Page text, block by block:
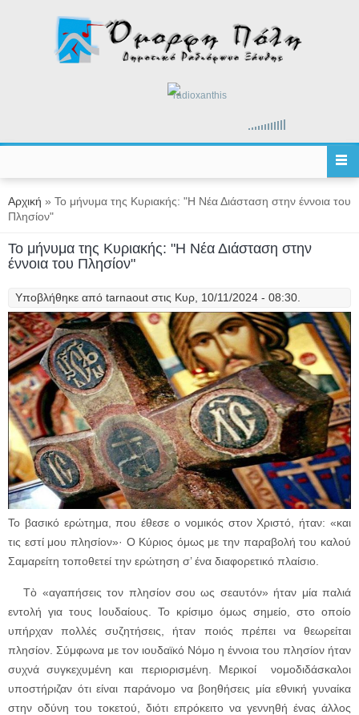
radioxanthis
Είστε εδώ
Αρχική » Το μήνυμα της Κυριακής: "Η Νέα Διάσταση στην έννοια του
Πλησίον"
Το μήνυμα της Κυριακής: "Η Νέα Διάσταση στην
έννοια του Πλησίον"
Υποβλήθηκε από tarnaout στις Κυρ, 10/11/2024 - 08:30.
Το βασικό ερώτημα, που έθεσε ο νομικός στον Χριστό, ήταν: «και
τις εστί μου πλησίον»· Ο Κύριος όμως με την παραβολή του καλού
Σαμαρείτη τοποθετεί την ερώτηση σ’ ένα διαφορετικό πλαίσιο.
Τὸ «αγαπήσεις τον πλησίον σου ως σεαυτόν» ήταν μία παλιά
εντολή για τους Ιουδαίους. Το κρίσιμο όμως σημείο, στο οποίο
υπήρχαν πολλές συζητήσεις, ήταν ποιός πρέπει να θεωρείται
πλησίον. Σύμφωνα με τον ιουδαϊκό Νόμο η έννοια του πλησίον ήταν
συχνά συγκεχυμένη και περιορισμένη. Μερικοί νομοδιδάσκαλοι
υποστήριζαν ότι είναι παράνομο να βοηθήσεις μία εθνική γυναίκα
στην οδύνη του τοκετού, διότι επρόκειτο να γεννηθή ένας άλλος